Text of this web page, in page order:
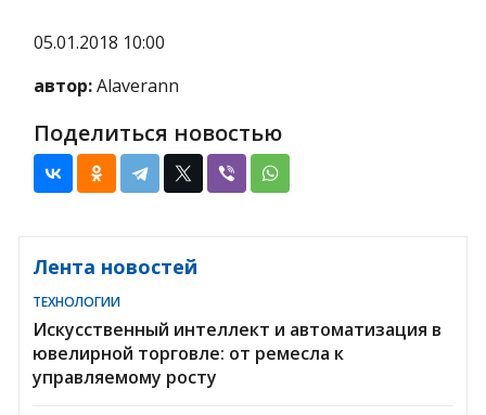
05.01.2018 10:00
автор:Alaverann
Поделиться новостью
Лента новостей
ТЕХНОЛОГИИ
Искусственный интеллект и автоматизация в
ювелирной торговле: от ремесла к
управляемому росту